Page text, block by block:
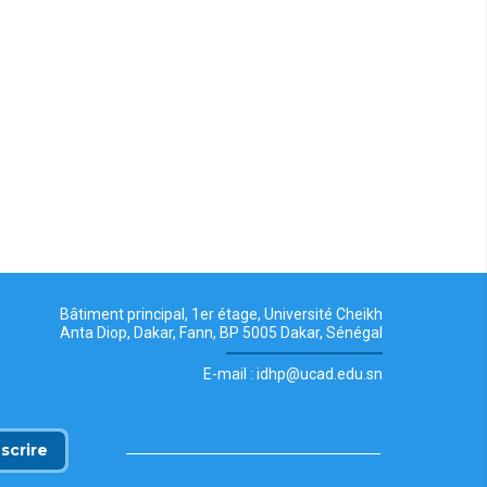
Bâtiment principal, 1er étage, Université Cheikh
Anta Diop, Dakar, Fann, BP 5005 Dakar, Sénégal
E-mail : idhp@ucad.edu.sn